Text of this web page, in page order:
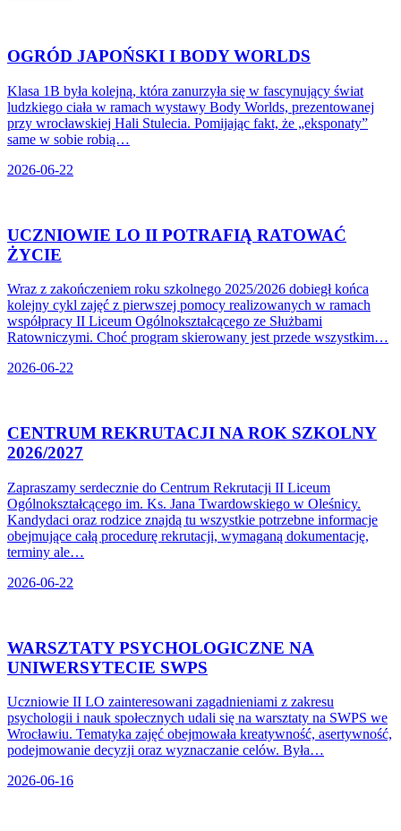
OGRÓD JAPOŃSKI I BODY WORLDS
Klasa 1B była kolejną, która zanurzyła się w fascynujący świat
ludzkiego ciała w ramach wystawy Body Worlds, prezentowanej
przy wrocławskiej Hali Stulecia. Pomijając fakt, że „eksponaty”
same w sobie robią…
2026-06-22
UCZNIOWIE LO II POTRAFIĄ RATOWAĆ
ŻYCIE
Wraz z zakończeniem roku szkolnego 2025/2026 dobiegł końca
kolejny cykl zajęć z pierwszej pomocy realizowanych w ramach
współpracy II Liceum Ogólnokształcącego ze Służbami
Ratowniczymi. Choć program skierowany jest przede wszystkim…
2026-06-22
CENTRUM REKRUTACJI NA ROK SZKOLNY
2026/2027
Zapraszamy serdecznie do Centrum Rekrutacji II Liceum
Ogólnokształcącego im. Ks. Jana Twardowskiego w Oleśnicy.
Kandydaci oraz rodzice znajdą tu wszystkie potrzebne informacje
obejmujące całą procedurę rekrutacji, wymaganą dokumentację,
terminy ale…
2026-06-22
WARSZTATY PSYCHOLOGICZNE NA
UNIWERSYTECIE SWPS
Uczniowie II LO zainteresowani zagadnieniami z zakresu
psychologii i nauk społecznych udali się na warsztaty na SWPS we
Wrocławiu. Tematyka zajęć obejmowała kreatywność, asertywność,
podejmowanie decyzji oraz wyznaczanie celów. Była…
2026-06-16